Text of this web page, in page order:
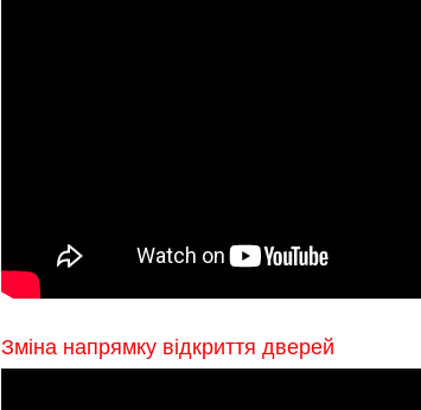
Зміна напрямку відкриття дверей